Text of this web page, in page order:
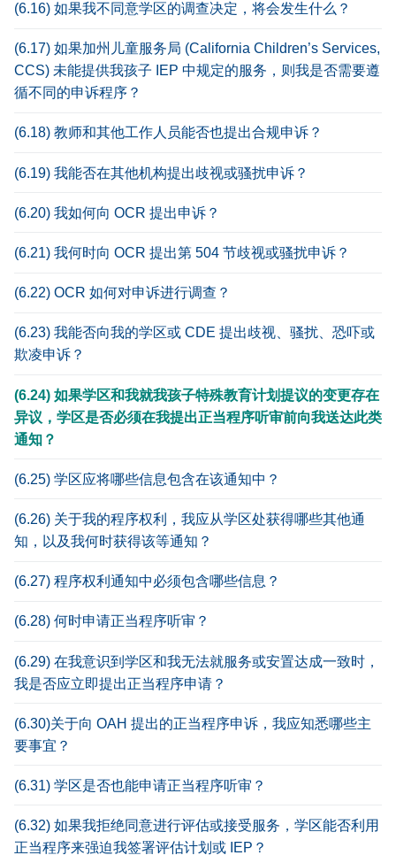
(6.16) 如果我不同意学区的调查决定，将会发生什么？
(6.17) 如果加州儿童服务局 (California Children’s Services,
CCS) 未能提供我孩子 IEP 中规定的服务，则我是否需要遵
循不同的申诉程序？
(6.18) 教师和其他工作人员能否也提出合规申诉？
(6.19) 我能否在其他机构提出歧视或骚扰申诉？
(6.20) 我如何向 OCR 提出申诉？
(6.21) 我何时向 OCR 提出第 504 节歧视或骚扰申诉？
(6.22) OCR 如何对申诉进行调查？
(6.23) 我能否向我的学区或 CDE 提出歧视、骚扰、恐吓或
欺凌申诉？
(6.24) 如果学区和我就我孩子特殊教育计划提议的变更存在
异议，学区是否必须在我提出正当程序听审前向我送达此类
通知？
(6.25) 学区应将哪些信息包含在该通知中？
(6.26) 关于我的程序权利，我应从学区处获得哪些其他通
知，以及我何时获得该等通知？
(6.27) 程序权利通知中必须包含哪些信息？
(6.28) 何时申请正当程序听审？
(6.29) 在我意识到学区和我无法就服务或安置达成一致时，
我是否应立即提出正当程序申请？
(6.30)关于向 OAH 提出的正当程序申诉，我应知悉哪些主
要事宜？
(6.31) 学区是否也能申请正当程序听审？
(6.32) 如果我拒绝同意进行评估或接受服务，学区能否利用
正当程序来强迫我签署评估计划或 IEP？